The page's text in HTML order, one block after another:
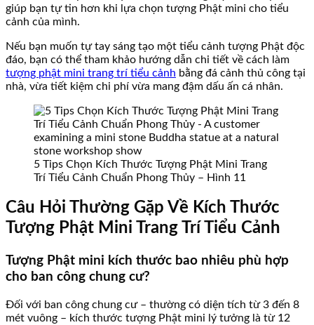
giúp bạn tự tin hơn khi lựa chọn tượng Phật mini cho tiểu
cảnh của mình.
Nếu bạn muốn tự tay sáng tạo một tiểu cảnh tượng Phật độc
đáo, bạn có thể tham khảo hướng dẫn chi tiết về cách làm
tượng phật mini trang trí tiểu cảnh bằng đá cảnh thủ công tại
nhà, vừa tiết kiệm chi phí vừa mang đậm dấu ấn cá nhân.
5 Tips Chọn Kích Thước Tượng Phật Mini Trang
Trí Tiểu Cảnh Chuẩn Phong Thủy – Hình 11
Câu Hỏi Thường Gặp Về Kích Thước
Tượng Phật Mini Trang Trí Tiểu Cảnh
Tượng Phật mini kích thước bao nhiêu phù hợp
cho ban công chung cư?
Đối với ban công chung cư – thường có diện tích từ 3 đến 8
mét vuông – kích thước tượng Phật mini lý tưởng là từ 12